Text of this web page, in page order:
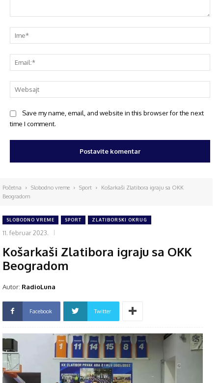
Save my name, email, and website in this browser for the next
time I comment.